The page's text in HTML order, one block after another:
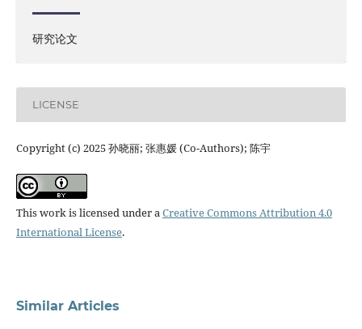
研究论文
LICENSE
Copyright (c) 2025 孙晓丽; 张惠媛 (Co-Authors); 陈宇
This work is licensed under aCreative Commons Attribution 4.0
International License.
Similar Articles